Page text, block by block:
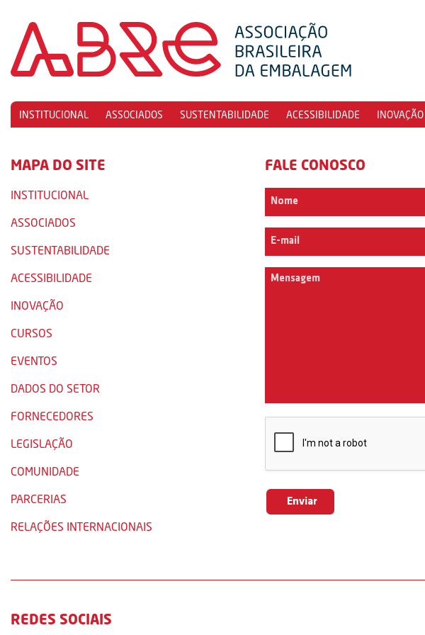
INSTITUCIONAL ASSOCIADOS SUSTENTABILIDADE ACESSIBILIDADE INOVAÇÃO
MAPA DO SITE
INSTITUCIONAL
ASSOCIADOS
SUSTENTABILIDADE
ACESSIBILIDADE
INOVAÇÃO
CURSOS
EVENTOS
DADOS DO SETOR
FORNECEDORES
LEGISLAÇÃO
COMUNIDADE
PARCERIAS
RELAÇÕES INTERNACIONAIS
FALE CONOSCO
REDES SOCIAIS